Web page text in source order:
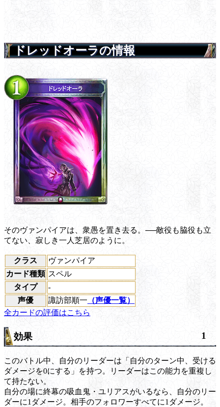
ドレッドオーラの情報
そのヴァンパイアは、衆愚を置き去る。──敵役も脇役も立
てない、寂しき一人芝居のように。
クラス
ヴァンパイア
カード種類 スペル
タイプ
-
声優
諏訪部順一 （声優一覧）
全カードの評価はこちら
効果 1
このバトル中、自分のリーダーは「自分のターン中、受ける
ダメージを0にする」を持つ。リーダーはこの能力を重複し
て持たない。
自分の場に終幕の吸血鬼・ユリアスがいるなら、自分のリー
ダーに1ダメージ。相手のフォロワーすべてに1ダメージ。